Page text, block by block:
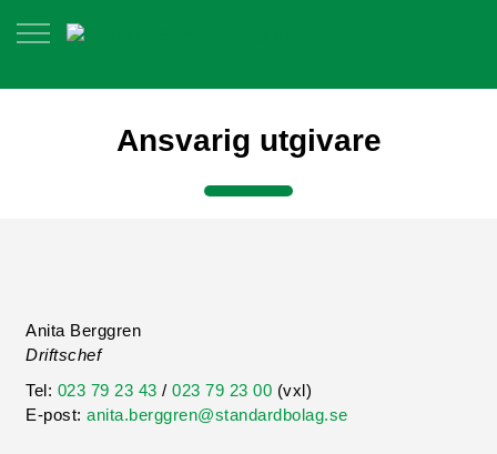
Ansvarig utgivare
Anita Berggren
Driftschef
Tel: 023 79 23 43 /023 79 23 00 (vxl)
E-post:anita.berggren@standardbolag.se